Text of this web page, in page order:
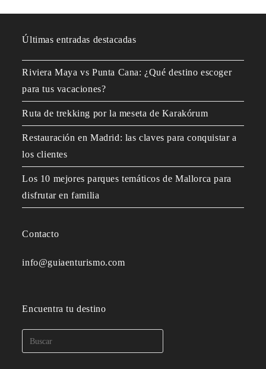
Últimas entradas destacadas
Riviera Maya vs Punta Cana: ¿Qué destino escoger
para tus vacaciones?
Ruta de trekking por la meseta de Karakórum
Restauración en Madrid: las claves para conquistar a
los clientes
Los 10 mejores parques temáticos de Mallorca para
disfrutar en familia
Contacto
info@guiaenturismo.com
Encuentra tu destino